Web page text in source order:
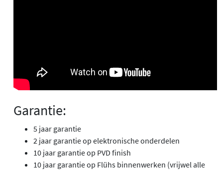
Garantie:
5 jaar garantie
2 jaar garantie op elektronische onderdelen
10 jaar garantie op PVD finish
10 jaar garantie op Flühs binnenwerken (vrijwel alle